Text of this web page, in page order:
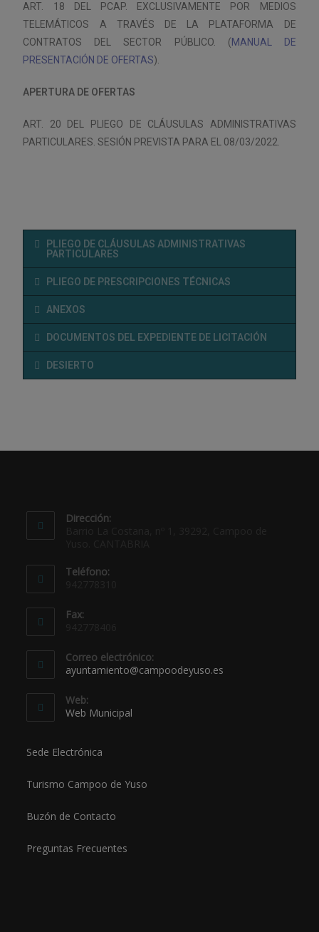
ART. 18 DEL PCAP. EXCLUSIVAMENTE POR MEDIOS
TELEMÁTICOS A TRAVÉS DE LA PLATAFORMA DE
CONTRATOS DEL SECTOR PÚBLICO. (MANUAL DE
PRESENTACIÓN DE OFERTAS).
APERTURA DE OFERTAS
ART. 20 DEL PLIEGO DE CLÁUSULAS ADMINISTRATIVAS
PARTICULARES. SESIÓN PREVISTA PARA EL 08/03/2022.
PLIEGO DE CLÁUSULAS ADMINISTRATIVAS
PARTICULARES
PLIEGO DE PRESCRIPCIONES TÉCNICAS
ANEXOS
DOCUMENTOS DEL EXPEDIENTE DE LICITACIÓN
DESIERTO
Dirección:
Teléfono:
Fax:
Correo electrónico:
ayuntamiento@campoodeyuso.es
Web:
Web Municipal
Sede Electrónica
Turismo Campoo de Yuso
Buzón de Contacto
Preguntas Frecuentes